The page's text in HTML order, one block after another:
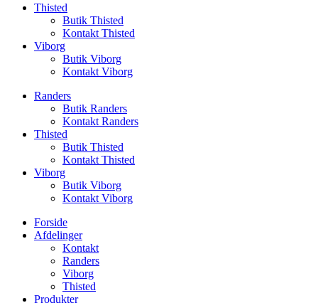
Thisted
Butik Thisted
Kontakt Thisted
Viborg
Butik Viborg
Kontakt Viborg
Randers
Butik Randers
Kontakt Randers
Thisted
Butik Thisted
Kontakt Thisted
Viborg
Butik Viborg
Kontakt Viborg
Forside
Afdelinger
Kontakt
Randers
Viborg
Thisted
Produkter